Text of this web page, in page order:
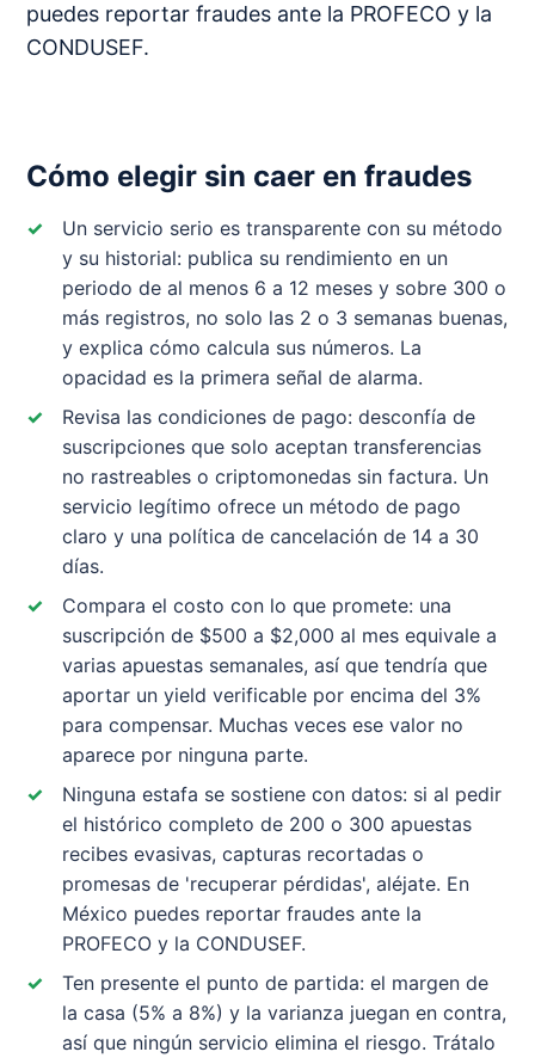
puedes reportar fraudes ante la PROFECO y la
CONDUSEF.
Cómo elegir sin caer en fraudes
Un servicio serio es transparente con su método
y su historial: publica su rendimiento en un
periodo de al menos 6 a 12 meses y sobre 300 o
más registros, no solo las 2 o 3 semanas buenas,
y explica cómo calcula sus números. La
opacidad es la primera señal de alarma.
Revisa las condiciones de pago: desconfía de
suscripciones que solo aceptan transferencias
no rastreables o criptomonedas sin factura. Un
servicio legítimo ofrece un método de pago
claro y una política de cancelación de 14 a 30
días.
Compara el costo con lo que promete: una
suscripción de $500 a $2,000 al mes equivale a
varias apuestas semanales, así que tendría que
aportar un yield verificable por encima del 3%
para compensar. Muchas veces ese valor no
aparece por ninguna parte.
Ninguna estafa se sostiene con datos: si al pedir
el histórico completo de 200 o 300 apuestas
recibes evasivas, capturas recortadas o
promesas de 'recuperar pérdidas', aléjate. En
México puedes reportar fraudes ante la
PROFECO y la CONDUSEF.
Ten presente el punto de partida: el margen de
la casa (5% a 8%) y la varianza juegan en contra,
así que ningún servicio elimina el riesgo. Trátalo